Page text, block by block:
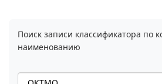
Поиск записи классификатора по
наименованию